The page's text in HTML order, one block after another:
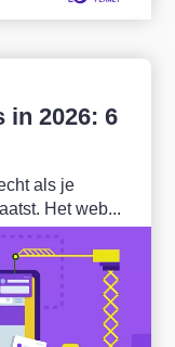
in 2026: 6
als je
Het web...